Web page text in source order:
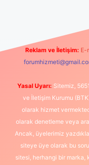
Reklam ve İletişim: E-
Yasal Uyarı: Sitemiz,
ve İletişim Kurumu
olarak hizmet
olarak denetleme veya
Ancak, üyelerimiz
siteye üye olarak bu
sitesi, herhangi bir marka,